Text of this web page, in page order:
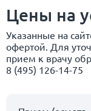
Цены на
Указанные на
офертой. Для
прием к врачу
8 (495) 126-14-75